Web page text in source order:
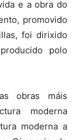
e a obra do
promovido
foi dirixido
polo
obras máis
moderna
moderna a